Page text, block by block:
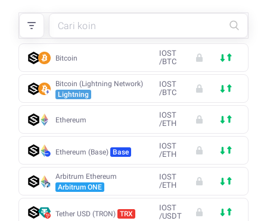
Bitcoin
IOST
/BTC
Bitcoin (Lightning Network)
Lightning
IOST
/BTC
Ethereum
IOST
/ETH
Ethereum (Base) Base
IOST
/ETH
Arbitrum Ethereum
Arbitrum ONE
IOST
/ETH
Tether USD (TRON) TRX
IOST
/USDT